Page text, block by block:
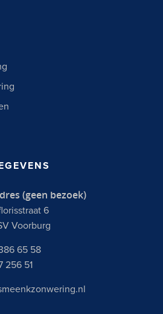
(geen bezoek)
6
Voorburg
65 58
256 51